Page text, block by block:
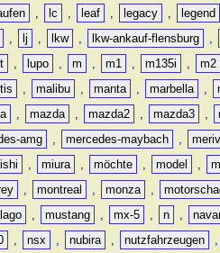
, lc , leaf , legacy , legend
, lj , lkw , lkw-ankauf-flensburg ,
lt , lupo , m , m1 , m135i , m2
, malibu , manta , marbella ,
, mazda , mazda2 , mazda3 ,
amg
, mercedes-maybach ,
, miura , möchte , model ,
, montreal , monza ,
, mustang , mx-5 , n ,
, nsx , nubira , nutzfahrzeugen ,